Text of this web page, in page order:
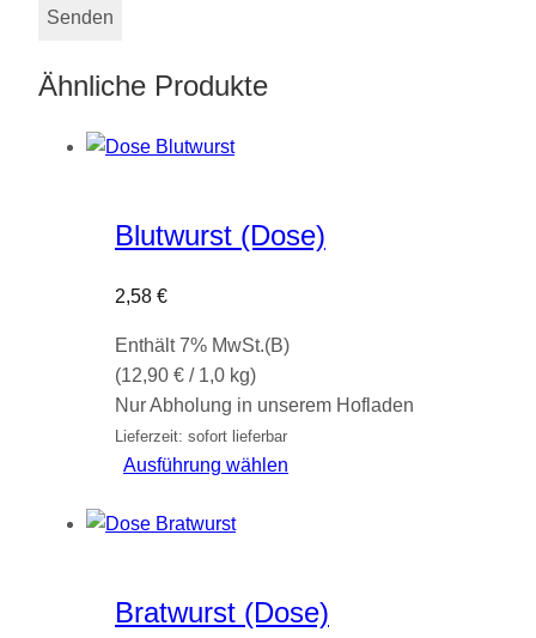
Ähnliche Produkte
Blutwurst (Dose)
2,58 €
Enthält 7% MwSt.(B)
(12,90 € / 1,0 kg)
Nur Abholung in unserem Hofladen
Lieferzeit: sofort lieferbar
Ausführung wählen
Bratwurst (Dose)